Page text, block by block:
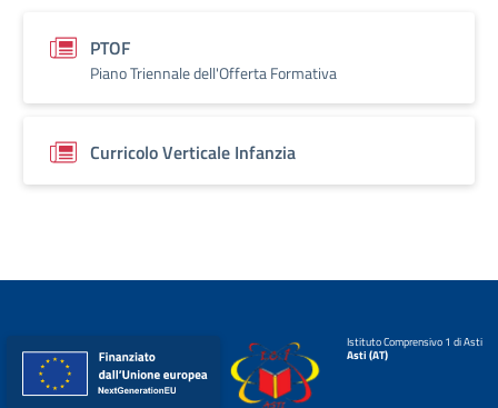
PTOF
Piano Triennale dell'Offerta Formativa
Curricolo Verticale Infanzia
Istituto Comprensivo 1 di Asti
Asti (AT)